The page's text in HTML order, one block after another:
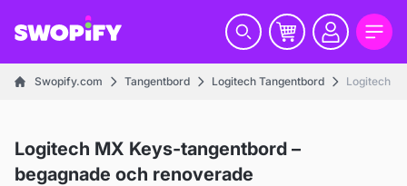
Swopify.com Tangentbord Logitech Tangentbord Logitech
Logitech MX Keys-tangentbord –
begagnade och renoverade